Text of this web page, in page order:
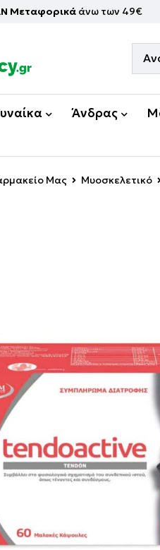
Μεταφορικά άνω των 49€
Άνδρας
Μας Μυοσκελετικό